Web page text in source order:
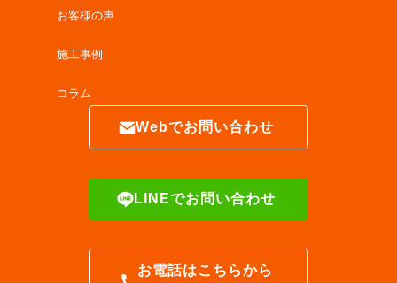
お客様の声
施工事例
コラム
Webでお問い合わせ
LINEでお問い合わせ
お電話はこちらから